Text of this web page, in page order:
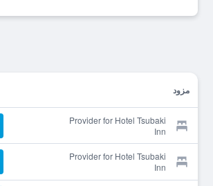
مزود
Provider for Hotel Tsubaki
Inn
Provider for Hotel Tsubaki
Inn